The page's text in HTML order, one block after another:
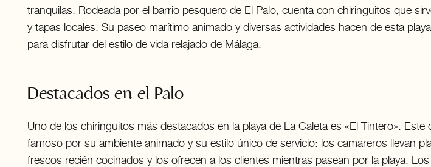
tranquilas. Rodeada por el barrio pesquero de El Palo, cuenta con chiringuitos que
y tapas locales. Su paseo marítimo animado y diversas actividades hacen de esta
para disfrutar del estilo de vida relajado de Málaga.
Destacados en el Palo
Uno de los chiringuitos más destacados en la playa de La Caleta es «El Tintero». Este
famoso por su ambiente animado y su estilo único de servicio: los camareros llevan
frescos recién cocinados y los ofrecen a los clientes mientras pasean por la playa.